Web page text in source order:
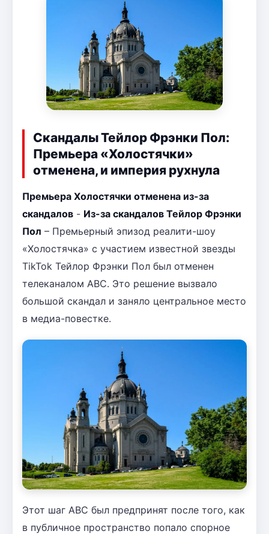
Скандалы Тейлор Фрэнки Пол:
Премьера «Холостячки»
отменена, и империя рухнула
Премьера Холостячки отменена из-за
скандалов - Из-за скандалов Тейлор Фрэнки
Пол – Премьерный эпизод реалити-шоу
«Холостячка» с участием известной звезды
TikTok Тейлор Фрэнки Пол был отменен
телеканалом ABC. Это решение вызвало
большой скандал и заняло центральное место
в медиа-повестке.
Этот шаг ABC был предпринят после того, как
в публичное пространство попало спорное